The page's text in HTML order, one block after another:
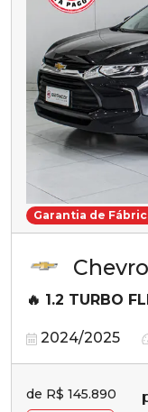
Garantia de
🔥 1.2 TURBO
2024/2025
de R$ 145.890